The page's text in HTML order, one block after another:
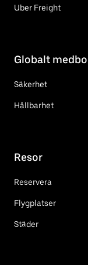
Uber Freight
Globalt
Säkerhet
Hållbarhet
Resor
Reservera
Flygplatser
Städer